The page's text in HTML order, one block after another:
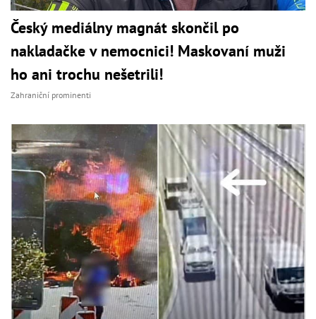
Český mediálny magnát skončil po
nakladačke v nemocnici! Maskovaní muži
ho ani trochu nešetrili!
Zahraniční prominenti